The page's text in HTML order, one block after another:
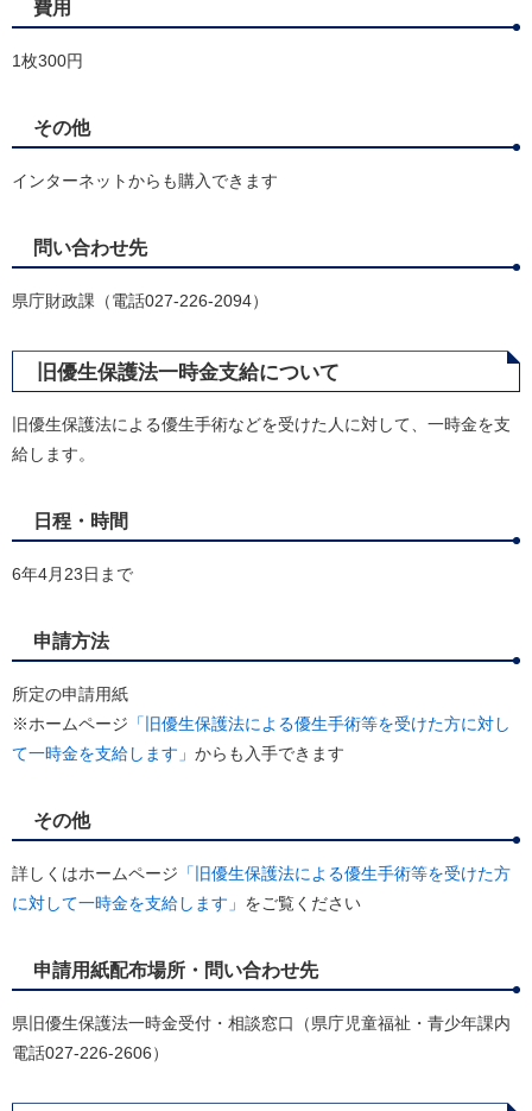
費用
1枚300円
その他
インターネットからも購入できます
問い合わせ先
県庁財政課（電話027-226-2094）
旧優生保護法一時金支給について
旧優生保護法による優生手術などを受けた人に対して、一時金を支
給します。
日程・時間
6年4月23日まで
申請方法
所定の申請用紙
※ホームページ 「旧優生保護法による優生手術等を受けた方に対し
て一時金を支給します」 からも入手できます
その他
詳しくはホームページ 「旧優生保護法による優生手術等を受けた方
に対して一時金を支給します」 をご覧ください
申請用紙配布場所・問い合わせ先
県旧優生保護法一時金受付・相談窓口（県庁児童福祉・青少年課内
電話027-226-2606）